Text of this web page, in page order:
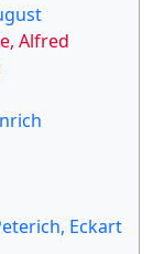
Alfred
Eckart